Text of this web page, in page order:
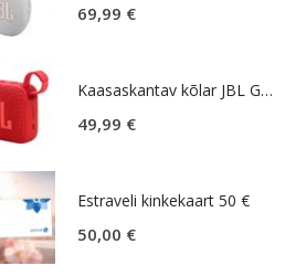
69,99 €
Kaasaskantav kõlar JBL GO 4, IP67, punane
49,99 €
Estraveli kinkekaart 50 €
50,00 €